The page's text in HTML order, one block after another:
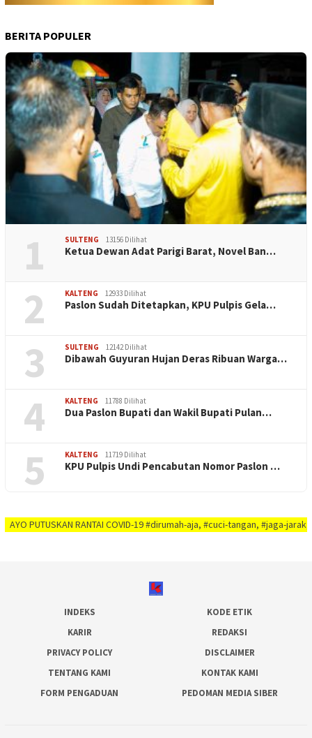
BERITA POPULER
1 SULTENG 13156 Dilihat
Ketua Dewan Adat Parigi Barat, Novel Ban…
2 KALTENG 12933 Dilihat
Paslon Sudah Ditetapkan, KPU Pulpis Gela…
3 SULTENG 12142 Dilihat
Dibawah Guyuran Hujan Deras Ribuan Warga…
4 KALTENG 11788 Dilihat
Dua Paslon Bupati dan Wakil Bupati Pulan…
5 KALTENG 11719 Dilihat
KPU Pulpis Undi Pencabutan Nomor Paslon …
RANTAI COVID-19 #dirumah-aja, #cuci-tangan, #jaga-jarak,
INDEKS
KODE ETIK
KARIR
REDAKSI
PRIVACY POLICY
DISCLAIMER
TENTANG KAMI
KONTAK KAMI
FORM PENGADUAN
PEDOMAN MEDIA SIBER